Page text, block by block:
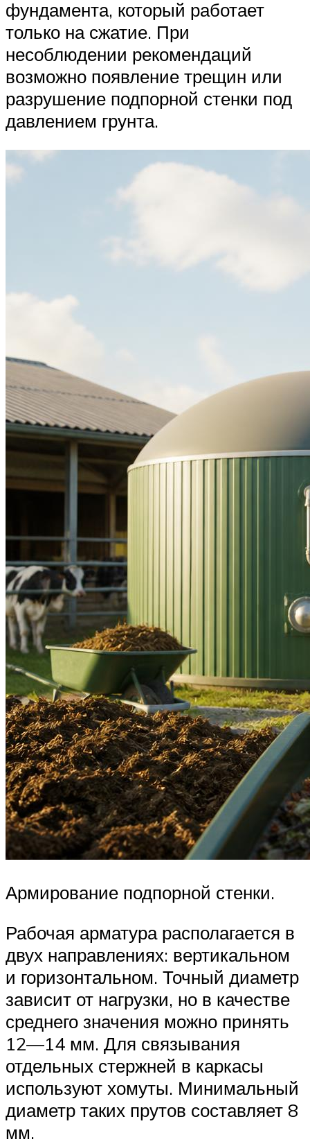
фундамента, который работает
только на сжатие. При
несоблюдении рекомендаций
возможно появление трещин или
разрушение подпорной стенки под
давлением грунта.
Армирование подпорной стенки.
Рабочая арматура располагается в
двух направлениях: вертикальном
и горизонтальном. Точный диаметр
зависит от нагрузки, но в качестве
среднего значения можно принять
12—14 мм. Для связывания
отдельных стержней в каркасы
используют хомуты. Минимальный
диаметр таких прутов составляет 8
мм.